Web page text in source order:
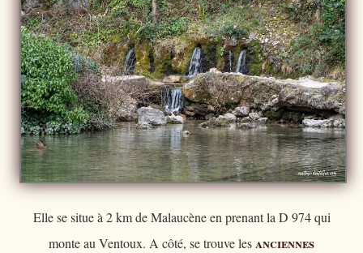
Elle se situe à 2 km de Malaucène en prenant la D 974 qui
monte au Ventoux. A côté, se trouve lesanciennes